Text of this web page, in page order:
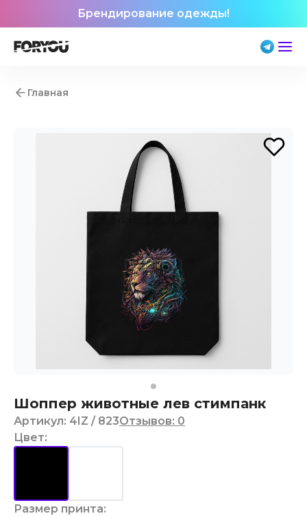
Брендирование одежды!
Главная
Шоппер животные лев стимпанк
Артикул: 4IZ / 823Отзывов: 0
Цвет:
Размер принта: